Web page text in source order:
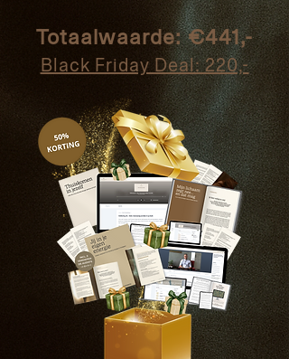
Totaalwaarde: €441,-
Black Friday Deal: 220,-